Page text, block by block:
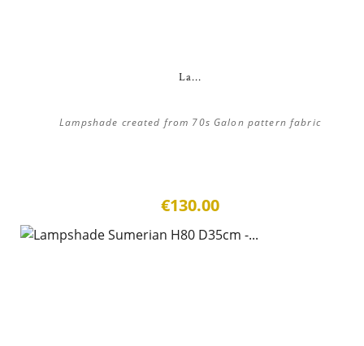
La...
Lampshade created from 70s Galon pattern fabric
€130.00